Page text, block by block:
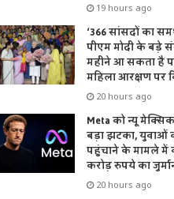
19 hours ago
‘366 सांसदों का
पीएम मोदी के बड़े
महीने आ सकता है
महिला आरक्षण पर
20 hours ago
Meta को न्यू
बड़ा झटका, युवाओं
पहुंचाने के मामले में
करोड़ रुपये का
20 hours ago